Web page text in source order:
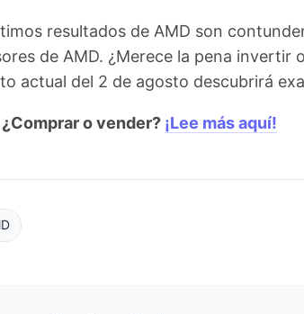
resultados de AMD son
de AMD. ¿Merece la pena invertir
actual del 2 de agosto descubrirá
¿Comprar o vender? ¡Lee más aquí!